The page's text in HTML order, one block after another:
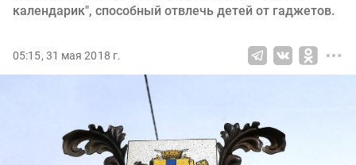
календарик", способный отвлечь детей от гаджетов.
05:15, 31 мая 2018 г.